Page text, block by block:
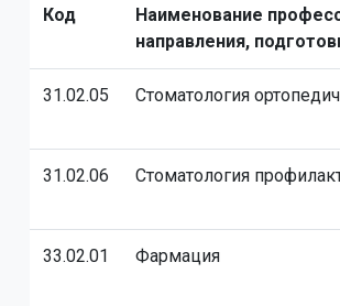
Код
Наименование
направления,
31.02.05 Стоматология
31.02.06 Стоматология
33.02.01 Фармация